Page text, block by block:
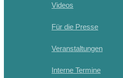
Videos
Für die Presse
Veranstaltungen
Interne Termine